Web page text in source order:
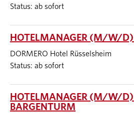
Status: ab sofort
HOTELMANAGER (M/W/D)
DORMERO Hotel Rüsselsheim
Status: ab sofort
HOTELMANAGER (M/W/D)
BARGENTURM